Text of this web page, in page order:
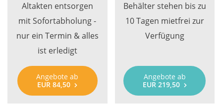
Altakten entsorgen
mit Sofortabholung -
nur ein Termin & alles
ist erledigt
Angebote ab
EUR 84,50
Behälter stehen bis zu
10 Tagen mietfrei zur
Verfügung
Angebote ab
EUR 219,50